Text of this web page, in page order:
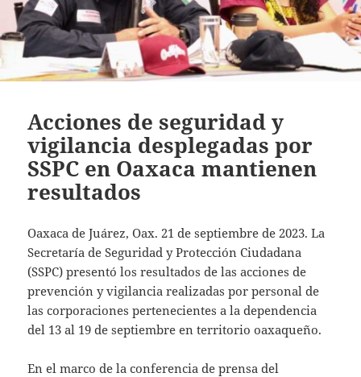
Acciones de seguridad y
vigilancia desplegadas por
SSPC en Oaxaca mantienen
resultados
Oaxaca de Juárez, Oax. 21 de septiembre de 2023. La
Secretaría de Seguridad y Protección Ciudadana
(SSPC) presentó los resultados de las acciones de
prevención y vigilancia realizadas por personal de
las corporaciones pertenecientes a la dependencia
del 13 al 19 de septiembre en territorio oaxaqueño.
En el marco de la conferencia de prensa del